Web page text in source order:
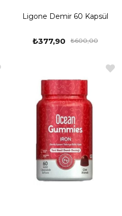
Ligone Demir 60 Kapsül
₺377,90 ₺600,00